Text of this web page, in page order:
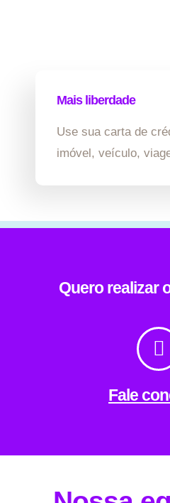
Mais liberdade
Use sua carta de
imóvel, veículo,
Quero realizar
Fale